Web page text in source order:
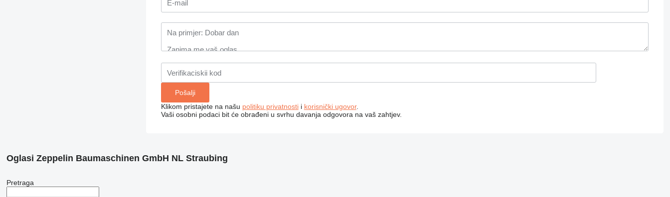
Klikom pristajete na našu politiku privatnostii korisnički ugovor.
Vaši osobni podaci bit će obrađeni u svrhu davanja odgovora na vaš zahtjev.
Oglasi Zeppelin Baumaschinen GmbH NL Straubing
Pretraga